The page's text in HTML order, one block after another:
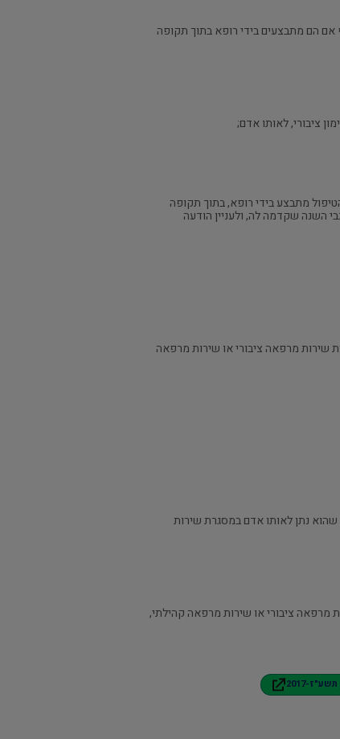
אם הם מתבצעים בידי רופא בתוך תקופה
ציבורי, לאותו אדם;
הודעה על כך ברשומות, אף אם הטיפול מתבצע בידי רופא, בתוך תקופה
לאותו אדם; המנהל יעדכן את ההודעה האמורה עד 1 בינואר בכל שנה, לגבי השנה שקדמה לה, ולעניין הודעה
שטיפל או ייעץ במסגרת שירות מרפאה ציבורי או שירות מרפאה
שהוא נתן לאותו אדם במסגרת שירות
מרפאה ציבורי או שירות מרפאה קהילתי,
2017